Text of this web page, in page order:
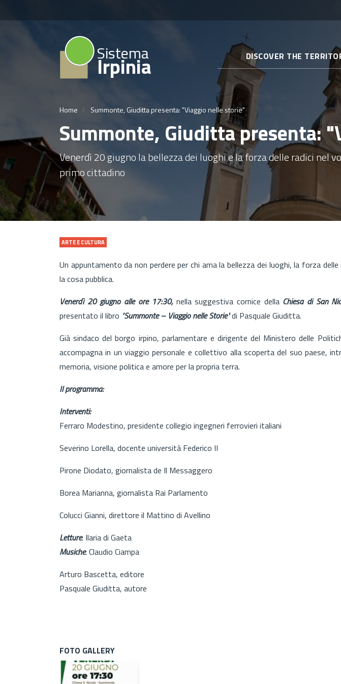
Sistema
Irpinia DISCOVER THE
Home Summonte, Giuditta presenta: "Viaggio nelle storie"
Summonte, Giuditta presenta:
Venerdì 20 giugno la bellezza dei luoghi e la forza delle radici nel
primo cittadino
ARTE E CULTURA
Un appuntamento da non perdere per chi ama la bellezza dei luoghi, la forza
la cosa pubblica.
Venerdì 20 giugno alle ore 17:30,nella suggestiva cornice della Chiesa di San
presentato il libro "Summonte – Viaggio nelle Storie"di Pasquale Giuditta.
Già sindaco del borgo irpino, parlamentare e dirigente del Ministero delle
accompagna in un viaggio personale e collettivo alla scoperta del suo paese,
memoria, visione politica e amore per la propria terra.
Il programma:
Interventi:
Ferraro Modestino, presidente collegio ingegneri ferrovieri italiani
Severino Lorella, docente università Federico II
Pirone Diodato, giornalista de Il Messaggero
Borea Marianna, giornalista Rai Parlamento
Colucci Gianni, direttore il Mattino di Avellino
Letture: Ilaria di Gaeta
Musiche: Claudio Ciampa
Arturo Bascetta, editore
Pasquale Giuditta, autore
FOTO GALLERY